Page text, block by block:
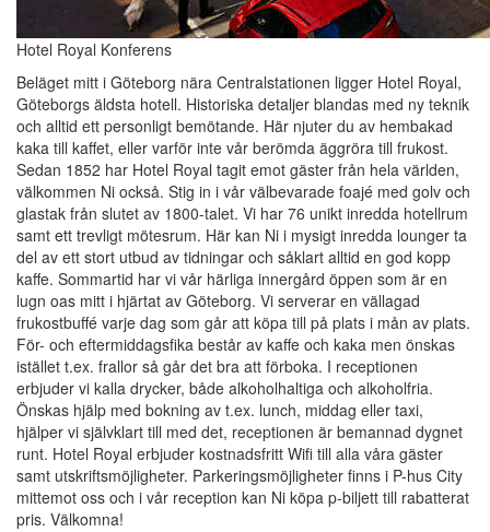
Hotel Royal Konferens
Beläget mitt i Göteborg nära Centralstationen ligger Hotel Royal,
Göteborgs äldsta hotell. Historiska detaljer blandas med ny teknik
och alltid ett personligt bemötande. Här njuter du av hembakad
kaka till kaffet, eller varför inte vår berömda äggröra till frukost.
Sedan 1852 har Hotel Royal tagit emot gäster från hela världen,
välkommen Ni också. Stig in i vår välbevarade foajé med golv och
glastak från slutet av 1800-talet. Vi har 76 unikt inredda hotellrum
samt ett trevligt mötesrum. Här kan Ni i mysigt inredda lounger ta
del av ett stort utbud av tidningar och såklart alltid en god kopp
kaffe. Sommartid har vi vår härliga innergård öppen som är en
lugn oas mitt i hjärtat av Göteborg. Vi serverar en vällagad
frukostbuffé varje dag som går att köpa till på plats i mån av plats.
För- och eftermiddagsfika består av kaffe och kaka men önskas
istället t.ex. frallor så går det bra att förboka. I receptionen
erbjuder vi kalla drycker, både alkoholhaltiga och alkoholfria.
Önskas hjälp med bokning av t.ex. lunch, middag eller taxi,
hjälper vi självklart till med det, receptionen är bemannad dygnet
runt. Hotel Royal erbjuder kostnadsfritt Wifi till alla våra gäster
samt utskriftsmöjligheter. Parkeringsmöjligheter finns i P-hus City
mittemot oss och i vår reception kan Ni köpa p-biljett till rabatterat
pris. Välkomna!